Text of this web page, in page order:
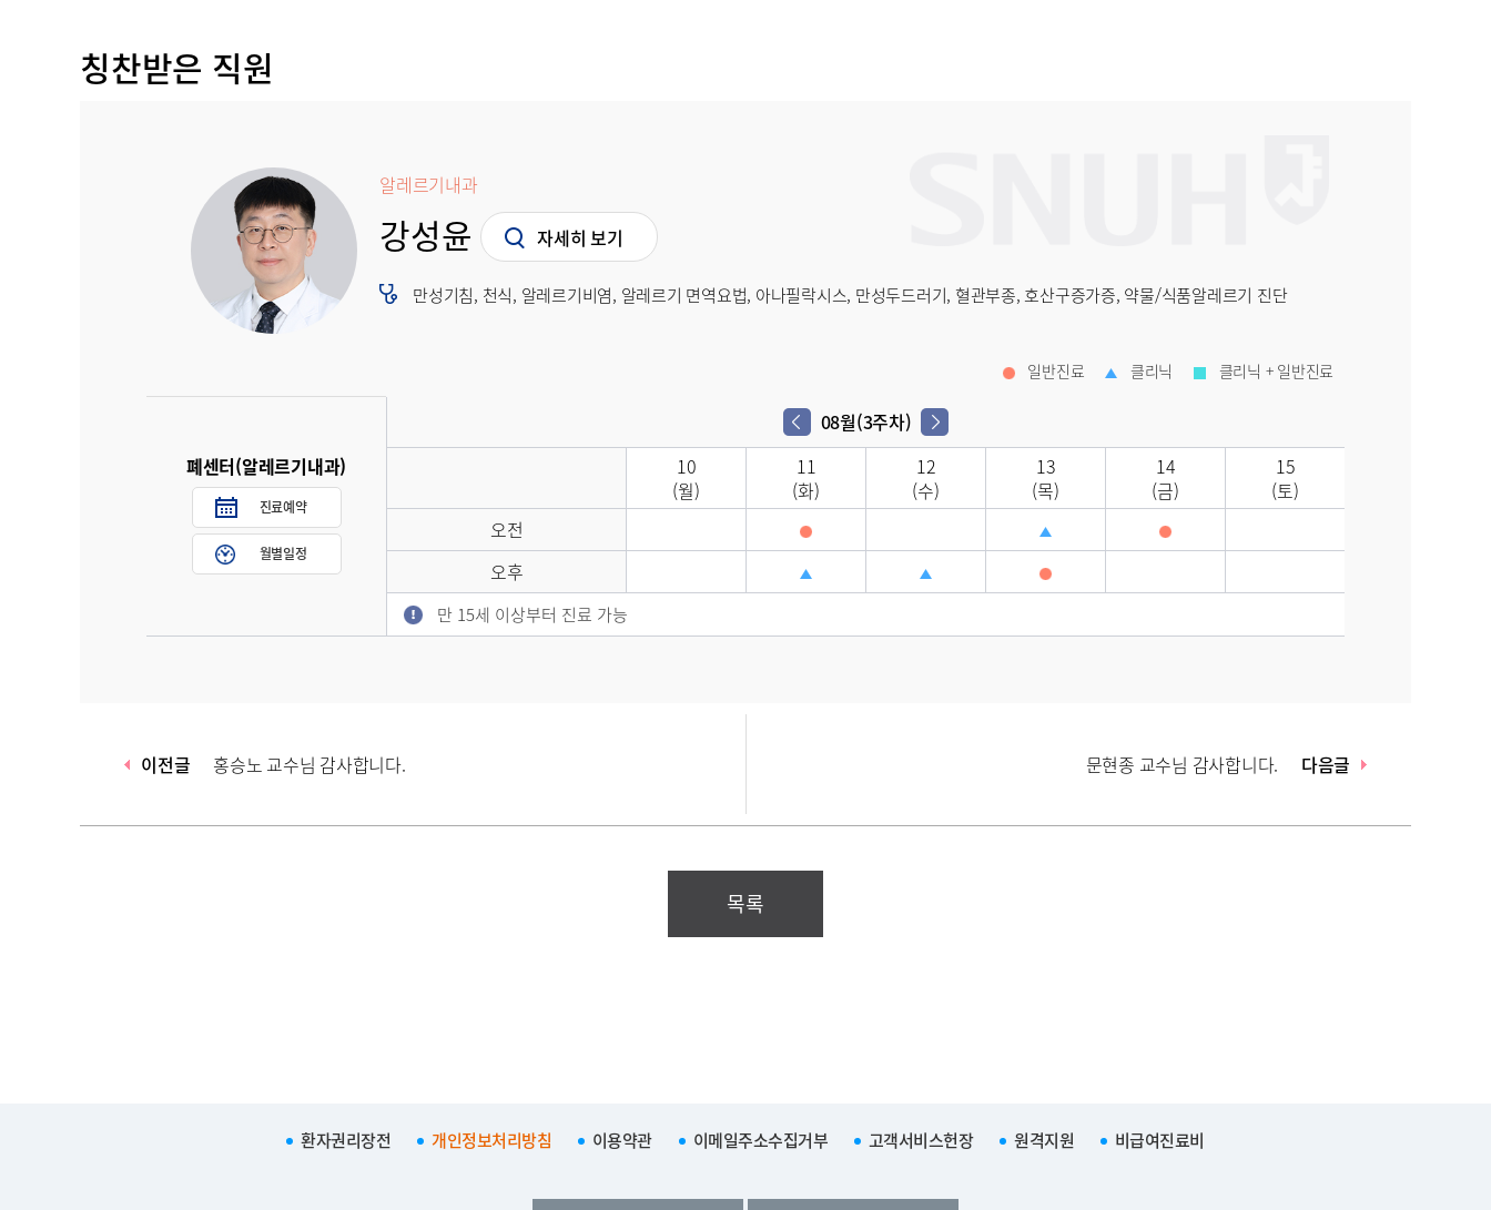
칭찬받은 직원
알레르기내과
강성윤 자세히 보기
만성기침, 천식, 알레르기비염, 알레르기 면역요법, 아나필락시스, 만성두드러기, 혈관부종, 호산구증가증, 약물/식품알레르기 진단
일반진료 클리닉 클리닉 + 일반진료
폐센터(알레르기내과)
진료예약
월별일정
08월(3주차)
10
(월)
11
(화)
12
(수)
13
(목)
14
(금)
15
(토)
오전
오후
만 15세 이상부터 진료 가능
이전글 홍승노 교수님 감사합니다. 문현종 교수님 감사합니다. 다음글
목록
환자권리장전 개인정보처리방침 이용약관 이메일주소수집거부 고객서비스헌장 원격지원 비급여진료비